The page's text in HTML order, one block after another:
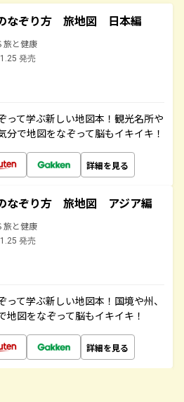
なぞり方 旅地図 日本編
旅と健康
発売
って学ぶ新しい地図本！観光名所や
分で地図をなぞって脳もイキイキ！
詳細を見る
なぞり方 旅地図 アジア編
旅と健康
発売
て学ぶ新しい地図本！国境や州、
図をなぞって脳もイキイキ！
詳細を見る